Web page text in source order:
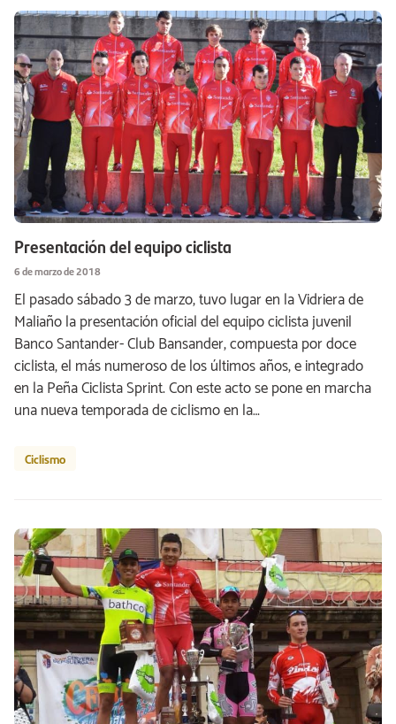
Presentación del equipo ciclista
6 de marzo de 2018
El pasado sábado 3 de marzo, tuvo lugar en la Vidriera de
Maliaño la presentación oficial del equipo ciclista juvenil
Banco Santander- Club Bansander, compuesta por doce
ciclista, el más numeroso de los últimos años, e integrado
en la Peña Ciclista Sprint. Con este acto se pone en marcha
una nueva temporada de ciclismo en la…
Ciclismo